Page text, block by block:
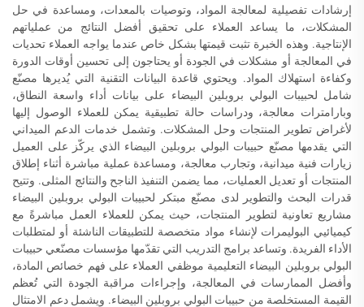
إرشادات تفصيلية لمعالجة المواد، وتوصيات بالمعدات، ومساعدة في حل
المشكلات، ما يساعد العملاء على تحقيق أفضل النتائج من عملياتهم
الإنتاجية. وهذه الخبرة تثبت قيمتها بشكل خاص عندما يواجه العملاء تحديات
في المعالجة أو مشكلات في الجودة أو يحتاجون إلى تحسين أوقات الدورة
وكفاءة استهلاك المواد. ويحتوي قاعدة البيانات التقنية التي يُديرها مصنّع
شامل لحبيبات البولي بروبلين البيضاء على بيانات أداء واسعة النطاق،
وبارامترات معالجة، ودراسات حالة تطبيقية يمكن للعملاء الوصول إليها
لأغراض تطوير المنتجات وحل المشكلات. وتشمل خدمات الدعم الميداني
التي يقدمها مصنّع حبيبات البولي بروبلين البيضاء الذي يركّز على العميل
زيارات فنية ميدانية، وتجارب معالجة، ومساعدة عملية مباشرة أثناء إطلاق
المنتجات أو تعديل العمليات، مما يضمن التنفيذ الناجح والنتائج المثلى. وتتيح
قدرات البحث والتطوير لدى مصنّع مبتكر لحبيبات البولي بروبلين البيضاء
مشاريع تعاونية لتطوير المنتجات، حيث يمكن للعملاء العمل مباشرةً مع
كيميائيي البوليمرات لإنشاء مواد متخصصة للتطبيقات الناشئة أو لمتطلبات
الأداء الفريدة. وتساعد برامج التدريب التي تقدّمها مؤسسات مصنّعي حبيبات
البولي بروبلين البيضاء التعليمية موظفي العملاء على فهم خصائص المادة،
وأفضل الممارسات في المعالجة، وإجراءات مراقبة الجودة التي تُعظم
القيمة المستخلصة من حبيبات البولي بروبلين البيضاء. ويشمل دعم الامتثال